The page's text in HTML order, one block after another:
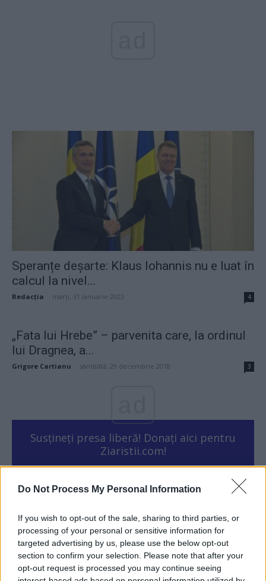
Do Not Process My Personal Information
If you wish to opt-out of the sale, sharing to third parties, or
processing of your personal or sensitive information for
targeted advertising by us, please use the below opt-out
section to confirm your selection. Please note that after your
opt-out request is processed you may continue seeing
Speranțe deșarte: Klaus Iohannis nu e luat în
calcul la nivel...
Redacţia marți, 31 ianuarie 2023 4
„Fata lui Hrebe” – parvenita care, la ordinul
lui Dragnea, a...
Grigore Cartianu sâmbătă, 29 decembrie 2018 3
Susțineți presa liberă! Donați aici pentru
Ziaristii.com!
24 de ore
21.40 Comisia Europeană, după ororile comise de
PSD-AUR: ”Vom analiza cu atenție...